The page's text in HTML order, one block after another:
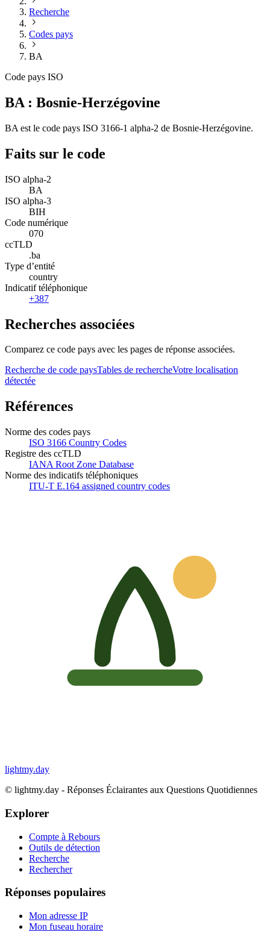
Recherche
Codes pays
BA
Code pays ISO
BA : Bosnie-Herzégovine
BA est le code pays ISO 3166-1 alpha-2 de Bosnie-Herzégovine.
Faits sur le code
ISO alpha-2
BA
ISO alpha-3
BIH
Code numérique
070
ccTLD
.ba
Type d’entité
country
Indicatif téléphonique
+387
Recherches associées
Comparez ce code pays avec les pages de réponse associées.
Recherche de code paysTables de rechercheVotre localisation
détectée
Références
Norme des codes pays
ISO 3166 Country Codes
Registre des ccTLD
IANA Root Zone Database
Norme des indicatifs téléphoniques
ITU-T E.164 assigned country codes
lightmy.day
© lightmy.day - Réponses Éclairantes aux Questions Quotidiennes
Explorer
Compte à Rebours
Outils de détection
Recherche
Rechercher
Réponses populaires
Mon adresse IP
Mon fuseau horaire